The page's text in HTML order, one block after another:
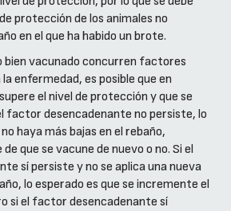
protección de los animales no
en el que ha habido un brote.
bien vacunado concurren factores
enfermedad, es posible que en
el nivel de protección y que se
factor desencadenante no persiste, lo
haya más bajas en el rebaño,
que se vacune de nuevo o no. Si el
sí persiste y no se aplica una nueva
lo esperado es que se incremente el
si el factor desencadenante sí